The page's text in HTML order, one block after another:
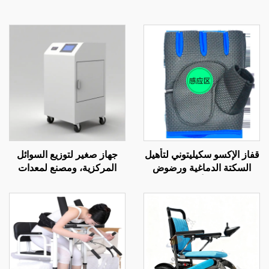
قفاز الإكسو سكيليتوني لتأهيل
السكتة الدماغية ورضوض
جهاز صغير لتوزيع السوائل
المركزية، ومصنع لمعدات